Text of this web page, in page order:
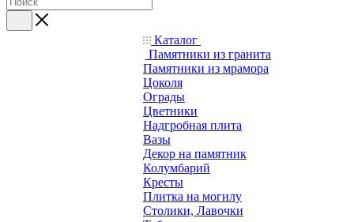
Каталог
Памятники из гранита
Памятники из мрамора
Цоколя
Ограды
Цветники
Надгробная плита
Вазы
Декор на памятник
Колумбарий
Кресты
Плитка на могилу
Столики, Лавочки